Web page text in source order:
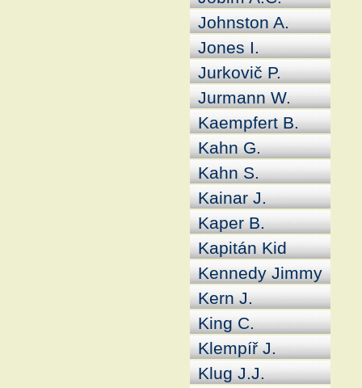
Johnston A.
Jones I.
Jurkovič P.
Jurmann W.
Kaempfert B.
Kahn G.
Kahn S.
Kainar J.
Kaper B.
Kapitán Kid
Kennedy Jimmy
Kern J.
King C.
Klempíř J.
Klug J.J.